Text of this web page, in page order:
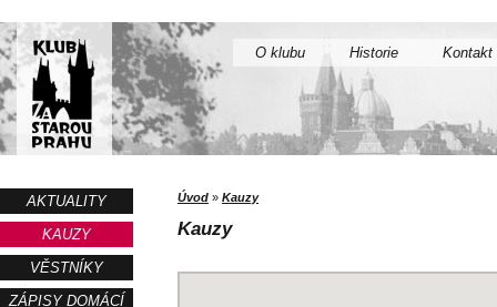
O klubu Historie Kontakt
AKTUALITY
KAUZY
VĚSTNÍKY
ZÁPISY DOMÁCÍ
Úvod » Kauzy
Kauzy